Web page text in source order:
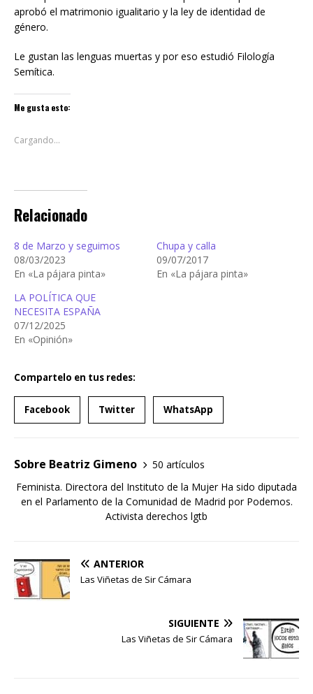
aprobó el matrimonio igualitario y la ley de identidad de
género.
Le gustan las lenguas muertas y por eso estudió Filología
Semítica.
Me gusta esto:
Cargando...
Relacionado
8 de Marzo y seguimos
08/03/2023
En «La pájara pinta»
Chupa y calla
09/07/2017
En «La pájara pinta»
LA POLÍTICA QUE
NECESITA ESPAÑA
07/12/2025
En «Opinión»
Compartelo en tus redes:
Facebook Twitter WhatsApp
Sobre Beatriz Gimeno
50 artículos
Feminista. Directora del Instituto de la Mujer Ha sido diputada
en el Parlamento de la Comunidad de Madrid por Podemos.
Activista derechos lgtb
ANTERIOR
Las Viñetas de Sir Cámara
SIGUIENTE
Las Viñetas de Sir Cámara